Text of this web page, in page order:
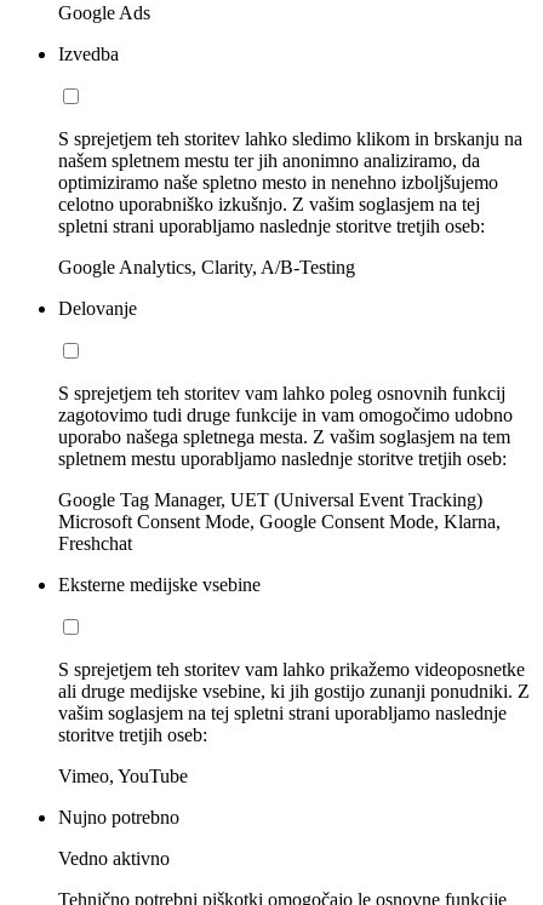
Google Ads
Izvedba
S sprejetjem teh storitev lahko sledimo klikom in brskanju na
našem spletnem mestu ter jih anonimno analiziramo, da
optimiziramo naše spletno mesto in nenehno izboljšujemo
celotno uporabniško izkušnjo. Z vašim soglasjem na tej
spletni strani uporabljamo naslednje storitve tretjih oseb:
Google Analytics, Clarity, A/B-Testing
Delovanje
S sprejetjem teh storitev vam lahko poleg osnovnih funkcij
zagotovimo tudi druge funkcije in vam omogočimo udobno
uporabo našega spletnega mesta. Z vašim soglasjem na tem
spletnem mestu uporabljamo naslednje storitve tretjih oseb:
Google Tag Manager, UET (Universal Event Tracking)
Microsoft Consent Mode, Google Consent Mode, Klarna,
Freshchat
Eksterne medijske vsebine
S sprejetjem teh storitev vam lahko prikažemo videoposnetke
ali druge medijske vsebine, ki jih gostijo zunanji ponudniki. Z
vašim soglasjem na tej spletni strani uporabljamo naslednje
storitve tretjih oseb:
Vimeo, YouTube
Nujno potrebno
Vedno aktivno
Tehnično potrebni piškotki omogočajo le osnovne funkcije